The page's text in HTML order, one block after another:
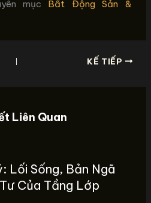
mục Bất Động Sản &
KẾ TIẾP
Liên Quan
Lối Sống, Bản Ngã
Của Tầng Lớp